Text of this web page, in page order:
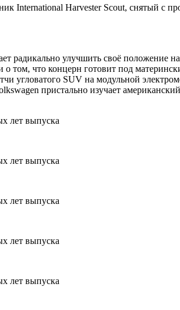
International Harvester Scout, снятый с
радикально улучшить своё положение
том, что концерн готовит под
угловатого SUV на модульной
пристально изучает
лет выпуска
лет выпуска
лет выпуска
лет выпуска
лет выпуска